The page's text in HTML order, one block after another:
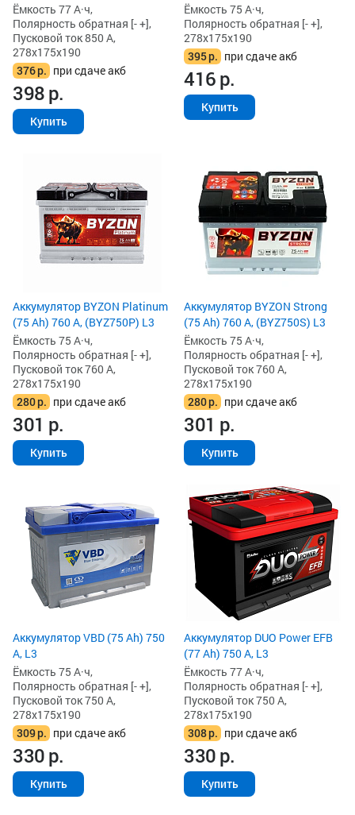
Ёмкость 77 А·ч,
Полярность обратная [- +],
Пусковой ток 850 А,
278x175x190
376р. при сдаче акб
398р.
Купить
Ёмкость 75 А·ч,
Полярность обратная [- +],
278x175x190
395р. при сдаче акб
416р.
Купить
Аккумулятор BYZON Platinum
(75 Ah) 760 А, (BYZ750P) L3
Ёмкость 75 А·ч,
Полярность обратная [- +],
Пусковой ток 760 А,
278x175x190
280р. при сдаче акб
301 р.
Купить
Аккумулятор BYZON Strong
(75 Ah) 760 А, (BYZ750S) L3
Ёмкость 75 А·ч,
Полярность обратная [- +],
Пусковой ток 760 А,
278x175x190
280р. при сдаче акб
301 р.
Купить
Аккумулятор VBD (75 Ah) 750
А, L3
Ёмкость 75 А·ч,
Полярность обратная [- +],
Пусковой ток 750 А,
278x175x190
309р. при сдаче акб
330р.
Купить
Аккумулятор DUO Power EFB
(77 Ah) 750 А, L3
Ёмкость 77 А·ч,
Полярность обратная [- +],
Пусковой ток 750 А,
278x175x190
308р. при сдаче акб
330р.
Купить